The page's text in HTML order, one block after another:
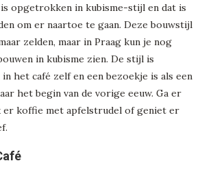
opgetrokken in kubisme-stijl en dat is
om er naartoe te gaan. Deze bouwstijl
zelden, maar in Praag kun je nog
in kubisme zien. De stijl is
het café zelf en een bezoekje is als een
het begin van de vorige eeuw. Ga er
er koffie met apfelstrudel of geniet er